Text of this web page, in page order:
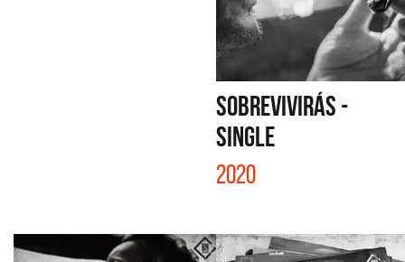
SOBREVIVIRÁS -
SINGLE
2020